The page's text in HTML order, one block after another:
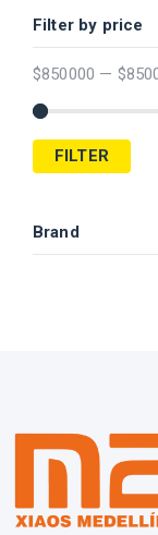
Filter by price
$850000 — $
FILTER
Brand